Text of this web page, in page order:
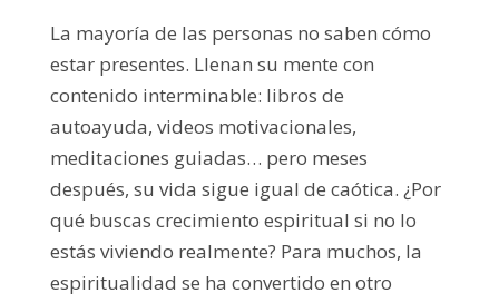
La mayoría de las personas no saben cómo
estar presentes. Llenan su mente con
contenido interminable: libros de
autoayuda, videos motivacionales,
meditaciones guiadas… pero meses
después, su vida sigue igual de caótica. ¿Por
qué buscas crecimiento espiritual si no lo
estás viviendo realmente? Para muchos, la
espiritualidad se ha convertido en otro